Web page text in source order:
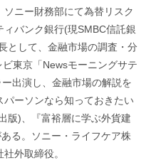
ニー財務部にて為替リスク
バンク銀行(現SMBC信託銀
として、金融市場の調査・分
東京「Newsモーニングサテ
出演し、金融市場の解説を
ーソンなら知っておきたい
版)、『富裕層に学ぶ外貨建
る。ソニー・ライフケア株
外取締役。